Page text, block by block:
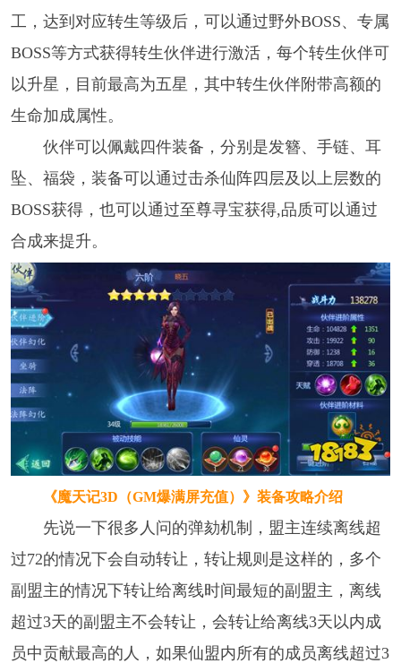
工，达到对应转生等级后，可以通过野外BOSS、专属
BOSS等方式获得转生伙伴进行激活，每个转生伙伴可
以升星，目前最高为五星，其中转生伙伴附带高额的
生命加成属性。
伙伴可以佩戴四件装备，分别是发簪、手链、耳
坠、福袋，装备可以通过击杀仙阵四层及以上层数的
BOSS获得，也可以通过至尊寻宝获得,品质可以通过
合成来提升。
《魔天记3D（GM爆满屏充值）》 装备攻略介绍
先说一下很多人问的弹劾机制，盟主连续离线超
过72的情况下会自动转让，转让规则是这样的，多个
副盟主的情况下转让给离线时间最短的副盟主，离线
超过3天的副盟主不会转让，会转让给离线3天以内成
员中贡献最高的人，如果仙盟内所有的成员离线超过3